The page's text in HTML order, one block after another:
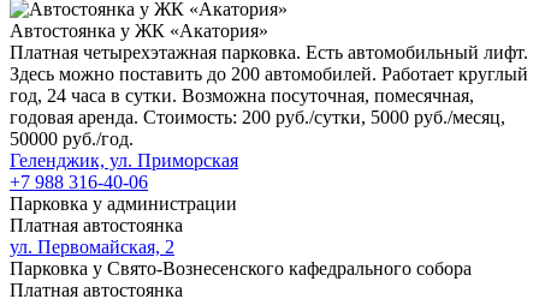
Автостоянка у ЖК «Акатория»
Платная четырехэтажная парковка. Есть автомобильный лифт.
Здесь можно поставить до 200 автомобилей. Работает круглый
год, 24 часа в сутки. Возможна посуточная, помесячная,
годовая аренда. Стоимость: 200 руб./сутки, 5000 руб./месяц,
50000 руб./год.
Геленджик, ул. Приморская
+7 988 316-40-06
Парковка у администрации
Платная автостоянка
ул. Первомайская, 2
Парковка у Свято-Вознесенского кафедрального собора
Платная автостоянка